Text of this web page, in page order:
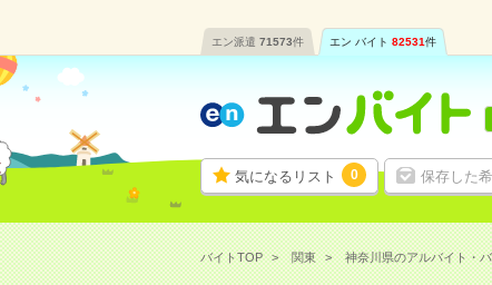
エン派遣 71573件 エン バイト 82531件
気になるリスト 0 保存した
バイトTOP 関東 神奈川県のアルバイト・